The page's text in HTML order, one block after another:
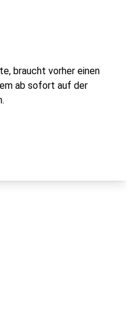
braucht vorher einen
ab sofort auf der